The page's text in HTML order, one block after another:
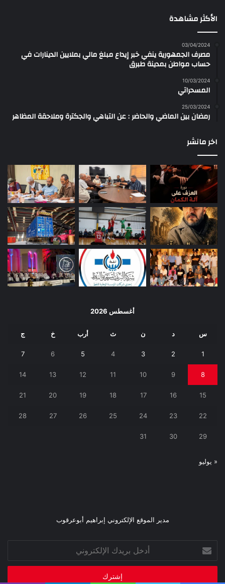
الأكثر مشاهدة
03/04/2024
مصرف الجمهورية ينفي خبر إيداع مبلغ مالي بملايين الدينارات في
حساب مواطن بمدينة طبرق
10/03/2024
المسحراتي
25/03/2024
رمضان بين الماضي والحاضر : عن التباهي والجكترة وملاحقة المظاهر
اخر مانشر
أغسطس 2026
س د ن ث أرب خ ج
1
2
3
4
5
6
7
8
9
10
11
12
13
14
15
16
17
18
19
20
21
22
23
24
25
26
27
28
29
30
31
« يوليو
مدير الموقع الإلكتروني إبراهيم أبوعرقوب
أدخل
بريدك
الإلكتروني